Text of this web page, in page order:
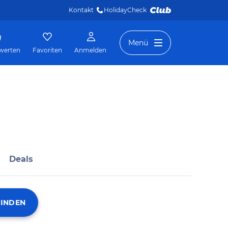
Kontakt HolidayCheck
Favoriten Anmelden
Menü
Deals